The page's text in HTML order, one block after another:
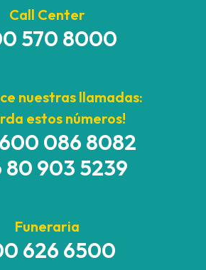
Call Center
570 8000
nuestras llamadas:
estos números!
086 8082
80 903 5239
Funeraria
626 6500